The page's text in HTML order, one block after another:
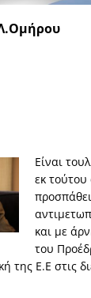
Είναι
εκ
και με
του
της Ε.Ε στις